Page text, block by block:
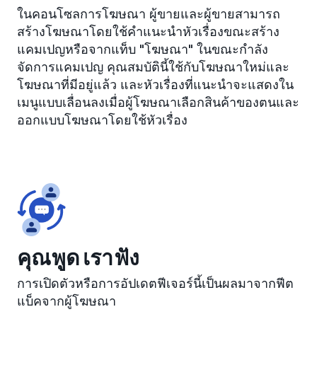
ในคอนโซลการโฆษณา ผู้ขายและผู้ขายสามารถ
สร้างโฆษณาโดยใช้คำแนะนำหัวเรื่องขณะสร้าง
แคมเปญหรือจากแท็บ "โฆษณา" ในขณะกำลัง
จัดการแคมเปญ คุณสมบัตินี้ใช้กับโฆษณาใหม่และ
โฆษณาที่มีอยู่แล้ว และหัวเรื่องที่แนะนำจะแสดงใน
เมนูแบบเลื่อนลงเมื่อผู้โฆษณาเลือกสินค้าของตนและ
ออกแบบโฆษณาโดยใช้หัวเรื่อง
คุณพูด เราฟัง
การเปิดตัวหรือการอัปเดตฟีเจอร์นี้เป็นผลมาจากฟีต
แบ็คจากผู้โฆษณา